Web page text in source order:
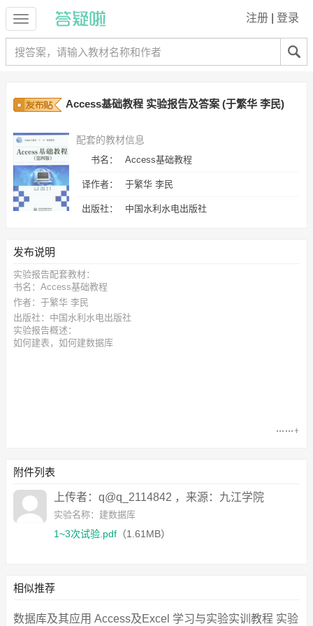
注册 登录
Access基础教程 实验报告及答案 (于繁华 李民)
配套的教材信息
书名： Access基础教程
译作者： 于繁华 李民
出版社： 中国水利水电出版社
发布说明
实验报告配套教材：
书名：Access基础教程
作者：于繁华 李民
出版社：中国水利水电出版社
实验报告概述：
如何建表，如何建数据库
附件列表
上传者：q@q_2114842 ，来源：九江学院
实验名称：建数据库
1~3次试验.pdf （1.61MB）
相似推荐
数据库及其应用 Access及Excel 学习与实验实训教程 实验